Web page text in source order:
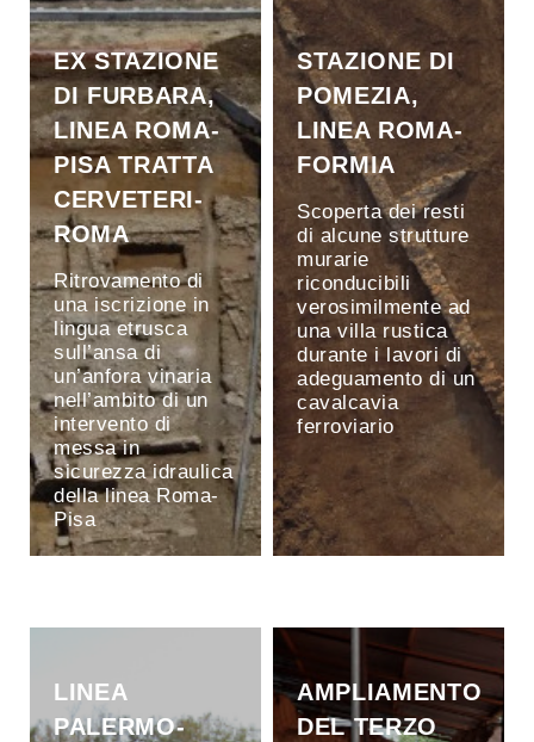
EX STAZIONE
DI FURBARA,
LINEA ROMA-
PISA TRATTA
CERVETERI-
ROMA
Ritrovamento di
una iscrizione in
lingua etrusca
sull’ansa di
un’anfora vinaria
nell’ambito di un
intervento di
messa in
sicurezza idraulica
della linea Roma-
Pisa
STAZIONE DI
POMEZIA,
LINEA ROMA-
FORMIA
Scoperta dei resti
di alcune strutture
murarie
riconducibili
verosimilmente ad
una villa rustica
durante i lavori di
adeguamento di un
cavalcavia
ferroviario
LINEA
PALERMO-
AMPLIAMENTO
DEL TERZO